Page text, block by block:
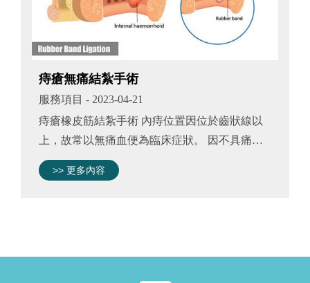
痔瘡無痛結紮手術
服務項目 - 2023-04-21
痔瘡橡皮筋結紮手術 內痔位置因位於齒狀線以
上，故常以無痛血便為臨床症狀。 因不具痛覺
神經，能在未施打麻醉的情況下，以消毒過的結
紮器，將橡皮筋直接結紮於內痔的根部，約三天
>> 更多內容